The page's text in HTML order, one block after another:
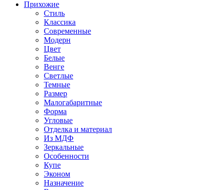
Прихожие
Стиль
Классика
Современные
Модерн
Цвет
Белые
Венге
Светлые
Темные
Размер
Малогабаритные
Форма
Угловые
Отделка и материал
Из МДФ
Зеркальные
Особенности
Купе
Эконом
Назначение